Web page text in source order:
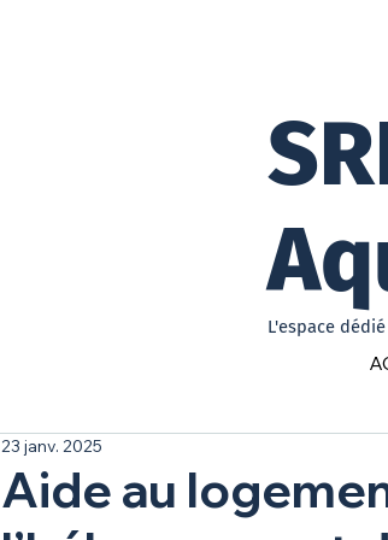
L'espace
Aide au
23 janv. 2025